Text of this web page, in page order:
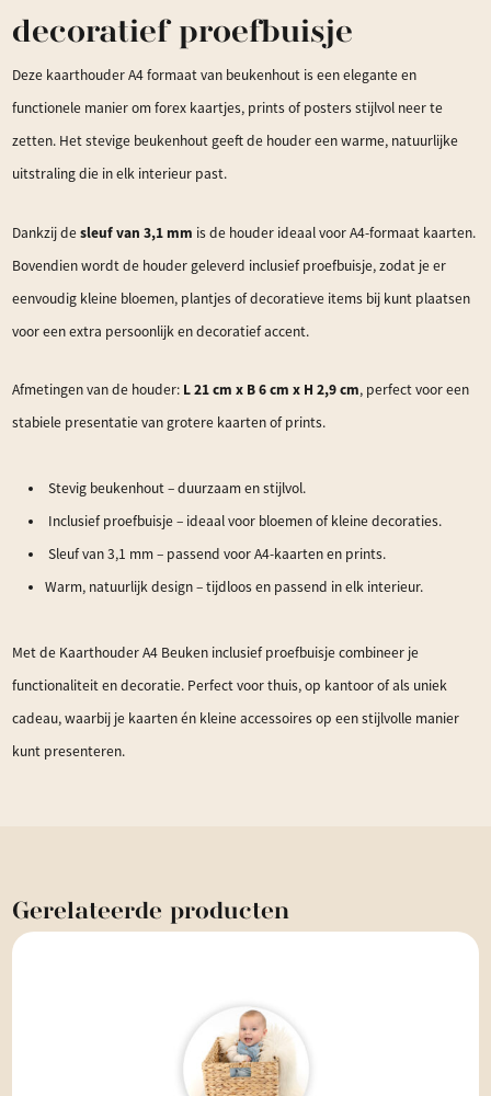
decoratief proefbuisje
Deze kaarthouder A4 formaat van beukenhout is een elegante en
functionele manier om forex kaartjes, prints of posters stijlvol neer te
zetten. Het stevige beukenhout geeft de houder een warme, natuurlijke
uitstraling die in elk interieur past.
Dankzij desleuf van 3,1 mm is de houder ideaal voor A4-formaat kaarten.
Bovendien wordt de houder geleverd inclusief proefbuisje, zodat je er
eenvoudig kleine bloemen, plantjes of decoratieve items bij kunt plaatsen
voor een extra persoonlijk en decoratief accent.
Afmetingen van de houder: L 21 cm x B 6 cm x H 2,9 cm, perfect voor een
stabiele presentatie van grotere kaarten of prints.
Stevig beukenhout – duurzaam en stijlvol.
Inclusief proefbuisje – ideaal voor bloemen of kleine decoraties.
Sleuf van 3,1 mm – passend voor A4-kaarten en prints.
Warm, natuurlijk design – tijdloos en passend in elk interieur.
Met de Kaarthouder A4 Beuken inclusief proefbuisje combineer je
functionaliteit en decoratie. Perfect voor thuis, op kantoor of als uniek
cadeau, waarbij je kaarten én kleine accessoires op een stijlvolle manier
kunt presenteren.
Gerelateerde producten